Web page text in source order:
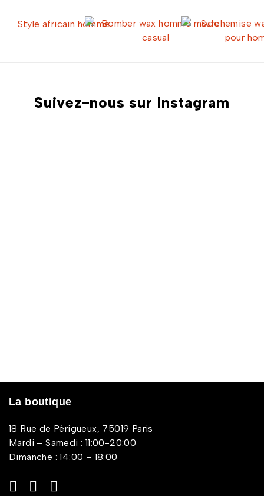
Suivez-nous sur Instagram
La boutique
18 Rue de Périgueux, 75019 Paris
Mardi – Samedi : 11:00-20:00
Dimanche : 14:00 – 18:00